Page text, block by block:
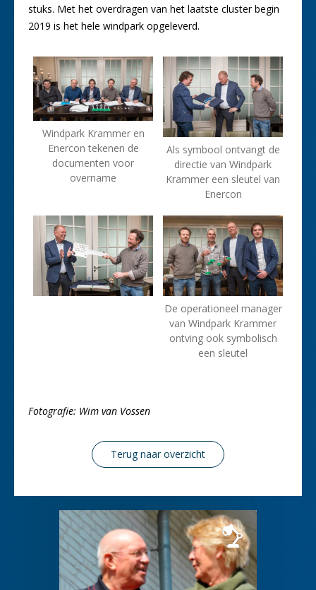
stuks. Met het overdragen van het laatste cluster begin
2019 is het hele windpark opgeleverd.
Windpark Krammer en
Enercon tekenen de
documenten voor
overname
Als symbool ontvangt de
directie van Windpark
Krammer een sleutel van
Enercon
De operationeel manager
van Windpark Krammer
ontving ook symbolisch
een sleutel
Fotografie: Wim van Vossen
Terug naar overzicht